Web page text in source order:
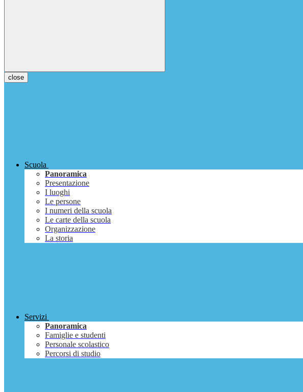
close
Scuola
Panoramica
Presentazione
I luoghi
Le persone
I numeri della scuola
Le carte della scuola
Organizzazione
La storia
Servizi
Panoramica
Famiglie e studenti
Personale scolastico
Percorsi di studio